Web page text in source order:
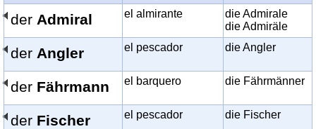
der Admiral el almirante
die Admirale
die Admiräle
der Angler el pescador die Angler
der Fährmann el barquero die Fährmänner
der Fischer el pescador die Fischer